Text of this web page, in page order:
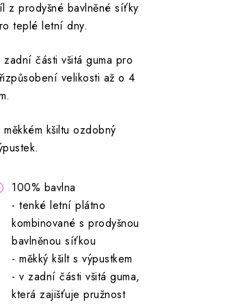
z prodyšné bavlněné síťky
teplé letní dny.
zadní části všitá guma pro
velikosti až o 4
měkkém kšiltu ozdobný
100% bavlna
- tenké letní plátno
kombinované s prodyšnou
bavlněnou síťkou
- měkký kšilt s výpustkem
- v zadní části všitá guma,
která zajišťuje pružnost